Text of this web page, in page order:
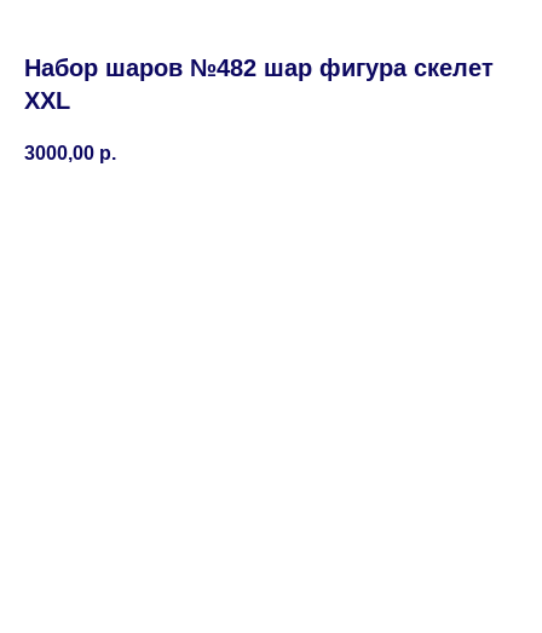
Набор шаров №482 шар фигура скелет
XXL
3000,00 р.